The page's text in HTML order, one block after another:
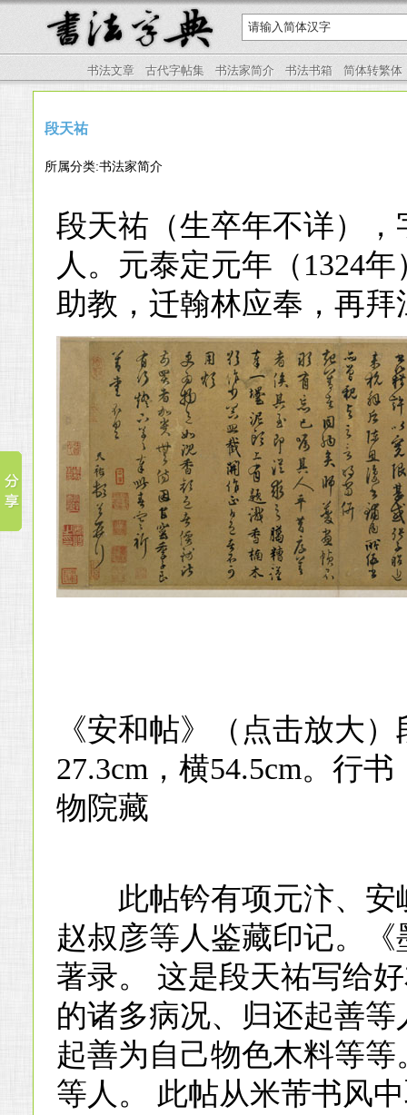
书法文章 古代字帖集 书法家简介 书法书箱 简体转繁体
段天祐
所属分类:书法家简介
段天祐（生卒年不详）
人。元泰定元年（1324
助教，迁翰林应奉，再
《安和帖》（点击放大
27.3cm，横54.5cm。行
物院藏
此帖钤有项元汴、安
赵叔彦等人鉴藏印记。
著录。 这是段天祐写给
的诸多病况、归还起善
起善为自己物色木料等
等人。 此帖从米芾书风